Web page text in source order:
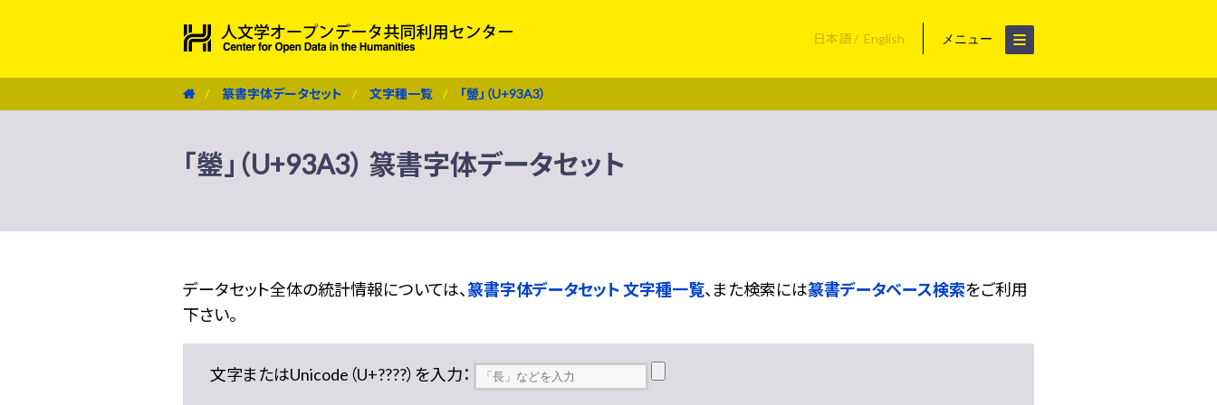
日本語 English メニュー
篆書字体データセット 文字種一覧 「鎣」（U+93A3）
「鎣」（U+93A3） 篆書字体データセット
データセット全体の統計情報については、篆書字体データセット 文字種一覧、また検索には篆書データベース検索をご利用
下さい。
文字またはUnicode（U+????）を入力：